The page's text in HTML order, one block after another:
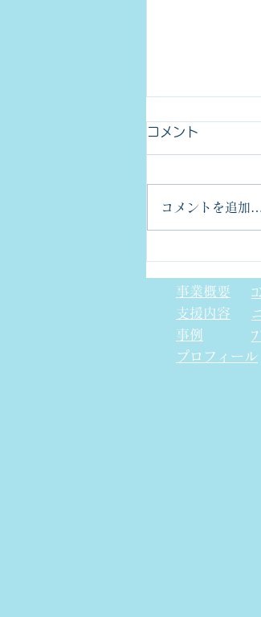
コメント
コメントを追加…
事業概要
支援内容
事例
プロフィール
ｺ
ﾌ